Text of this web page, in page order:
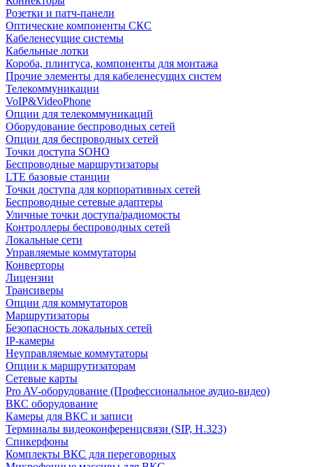
Розетки и патч-панели
Оптические компоненты СКС
Кабеленесущие системы
Кабельные лотки
Короба, плинтуса, компоненты для монтажа
Прочие элементы для кабеленесущих систем
Телекоммуникации
VoIP&VideoPhone
Опции для телекоммуникаций
Оборудование беспроводных сетей
Опции для беспроводных сетей
Точки доступа SOHO
Беспроводные маршрутизаторы
LTE базовые станции
Точки доступа для корпоративных сетей
Беспроводные сетевые адаптеры
Уличные точки доступа/радиомосты
Контроллеры беспроводных сетей
Локальные сети
Управляемые коммутаторы
Конверторы
Лицензии
Трансиверы
Опции для коммутаторов
Маршрутизаторы
Безопасность локальных сетей
IP-камеры
Неуправляемые коммутаторы
Опции к маршрутизаторам
Сетевые карты
Pro AV-оборудование (Профессиональное аудио-видео)
ВКС оборудование
Камеры для ВКС и записи
Терминалы видеоконференцсвязи (SIP, H.323)
Спикерфоны
Комплекты ВКС для переговорных